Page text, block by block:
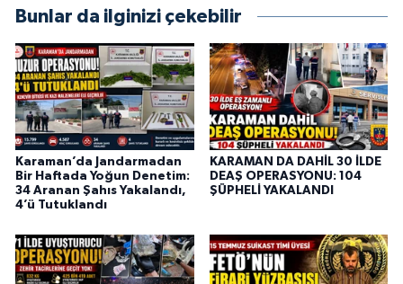
Bunlar da ilginizi çekebilir
Karaman’da Jandarmadan
Bir Haftada Yoğun Denetim:
34 Aranan Şahıs Yakalandı,
4’ü Tutuklandı
KARAMAN DA DAHİL 30 İLDE
DEAŞ OPERASYONU: 104
ŞÜPHELİ YAKALANDI